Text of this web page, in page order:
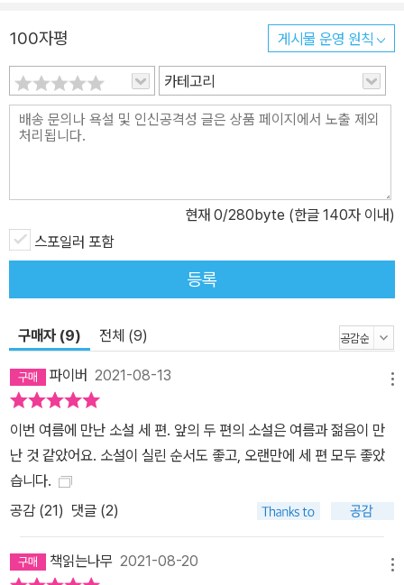
나를 사이에 두고 각자 ‘시인지 일기인지 모를’ 무언가를 써 내려가는
엄마와 미조의 시간은, 꼭 그것이 응답을 전제하지 않더라도 서로를
연결하는 줄기가 된다. “현실을 외면한 이야기는 앞으로도 쓰지 않을
것이고, 지금도 쓰지 않습니다. 현실 속에서 작지만 반짝이는 빛과 씁
쓸한 냉소를 불러일으키는 아이러니와 변화의 힘을 드러내는 순간을
어떤 사람들은 살아남았어도 늘 과거에 사는 거 같기도 하고 말예요.”
한정현의 「쿄코와 쿄지」는 데뷔작 「아돌프와 알버트의 언어」에서부터
이어져온 5.18민주화운동에 대한 작가적 고민을 고스란히 담아냈다.
“나와는…… 정말 상관없는 일이잖아요?” 5.18을 경험하지 않은 세
마” 하고 묻기까지의 과정은, 어떤 기억은 역사로 기록되었을 때 비로
소 자유로워질 수 있음을 증명한다. 친구들과 “아들 子가 아닌 스스
로 自. 스스로의 공동체”로 나아가고자 했던 영소의 엄마 쿄지 상. 경
녀에서 경자로, 다시 쿄코(京子)에서 쿄지(京自)로의 변화는 결코
과거의 상처를 치유하는 데 그치지 않는다. 훗날 5.18 연구자가 된 영
소가 엄마의 변화된 이름에서 연대의 흔적을 찾아낸 것처럼, 가부장
관이 여기에 있다. “구술 증언은 듣고 나면 그걸로 조사가 끝나는 게
요. 그 이야기를 듣는 것만으로도 치명적인 생각이 들 때가 있었습니
100자평 게시물 운영 원칙
카테고리
현재 0/280byte (한글 140자 이내)
스포일러 포함
등록
구매자 (9) 전체 (9)
파이버 2021-08-13
이번 여름에 만난 소설 세 편. 앞의 두 편의 소설은 여름과 젊음이 만
난 것 같았어요. 소설이 실린 순서도 좋고, 오랜만에 세 편 모두 좋았
습니다.
공감 (21) 댓글 (2)
책읽는나무 2021-08-20